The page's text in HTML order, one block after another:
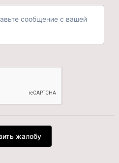
сообщение с вашей
жалобу